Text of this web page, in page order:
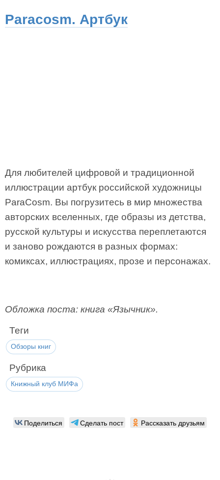
Paracosm. Артбук
Для любителей цифровой и традиционной
иллюстрации артбук российской художницы
ParaCosm. Вы погрузитесь в мир множества
авторских вселенных, где образы из детства,
русской культуры и искусства переплетаются
и заново рождаются в разных формах:
комиксах, иллюстрациях, прозе и персонажах.
Обложка поста: книга «Язычник».
Теги
Обзоры книг
Рубрика
Книжный клуб МИФа
Поделиться Сделать пост Рассказать друзьям